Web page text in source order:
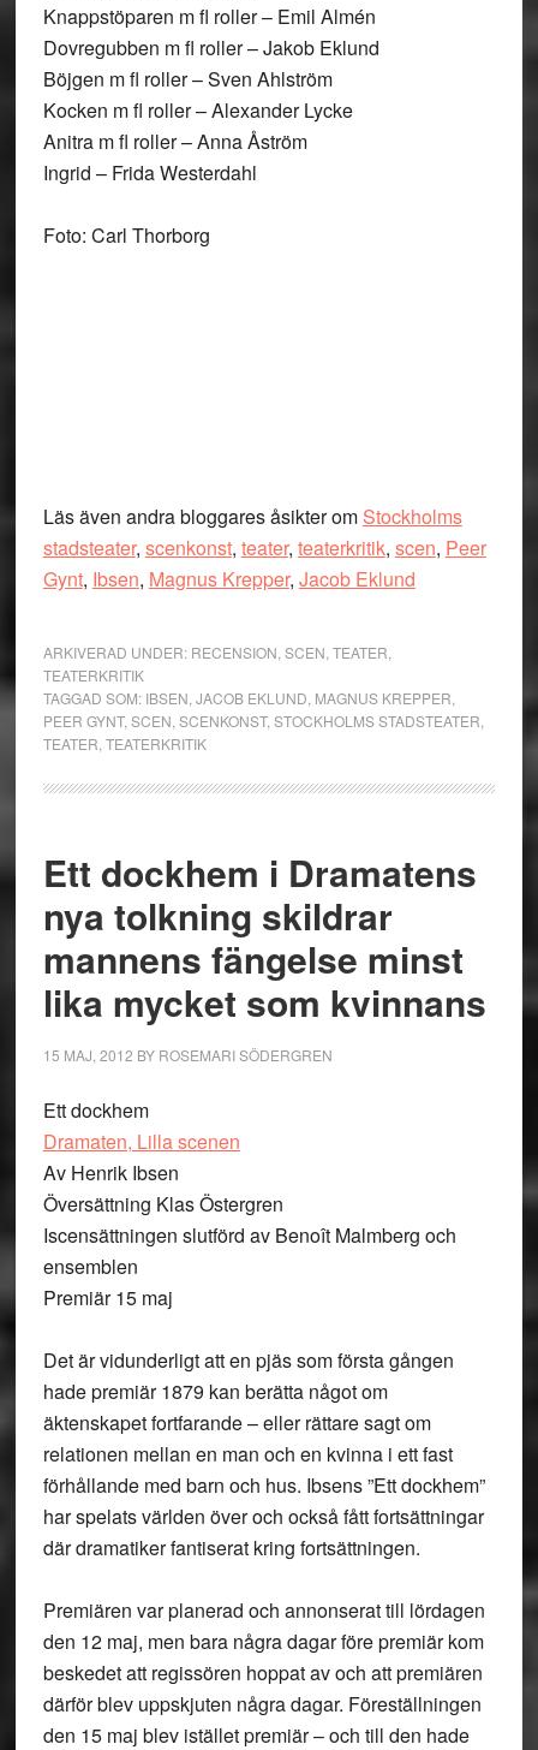
Knappstöparen m fl roller – Emil Almén
Dovregubben m fl roller – Jakob Eklund
Böjgen m fl roller – Sven Ahlström
Kocken m fl roller – Alexander Lycke
Anitra m fl roller – Anna Åström
Ingrid – Frida Westerdahl
Foto: Carl Thorborg
Läs även andra bloggares åsikter om Stockholms
stadsteater, scenkonst, teater, teaterkritik, scen, Peer
Gynt, Ibsen, Magnus Krepper, Jacob Eklund
ARKIVERAD UNDER: RECENSION SCEN TEATER
TEATERKRITIK
TAGGAD SOM: IBSEN JACOB EKLUND MAGNUS KREPPER
PEER GYNT, SCEN SCENKONST, STOCKHOLMS STADSTEATER
TEATER TEATERKRITIK
Ett dockhem i Dramatens
nya tolkning skildrar
mannens fängelse minst
lika mycket som kvinnans
15 MAJ, 2012 BY ROSEMARI SÖDERGREN
Ett dockhem
Dramaten, Lilla scenen
Av Henrik Ibsen
Översättning Klas Östergren
Iscensättningen slutförd av Benoît Malmberg och
ensemblen
Premiär 15 maj
Det är vidunderligt att en pjäs som första gången
hade premiär 1879 kan berätta något om
äktenskapet fortfarande – eller rättare sagt om
relationen mellan en man och en kvinna i ett fast
förhållande med barn och hus. Ibsens ”Ett dockhem”
har spelats världen över och också fått fortsättningar
där dramatiker fantiserat kring fortsättningen.
Premiären var planerad och annonserat till lördagen
den 12 maj, men bara några dagar före premiär kom
beskedet att regissören hoppat av och att premiären
därför blev uppskjuten några dagar. Föreställningen
den 15 maj blev istället premiär – och till den hade